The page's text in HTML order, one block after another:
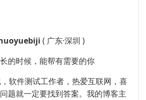
( 广东·深圳 )
的时候，能帮有需要的你
软件测试工作者，热爱互联网，喜
题就一定要找到答案。我的博客主